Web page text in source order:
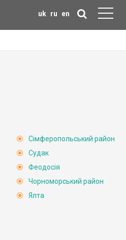
uk ru en
Сімферопольський район
Судак
Феодосія
Чорноморський район
Ялта